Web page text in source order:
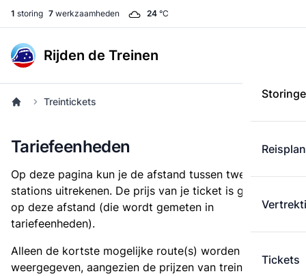
1 storing 7 werkzaamheden 24 °C
Rijden de Treinen
Tickets
Treintickets
Tariefeenheden
Op deze pagina kun je de afstand tussen twee
stations uitrekenen. De prijs van je ticket is gebaseerd
op deze afstand (die wordt gemeten in
tariefeenheden).
Alleen de kortste mogelijke route(s) worden
weergegeven, aangezien de prijzen van treintickets